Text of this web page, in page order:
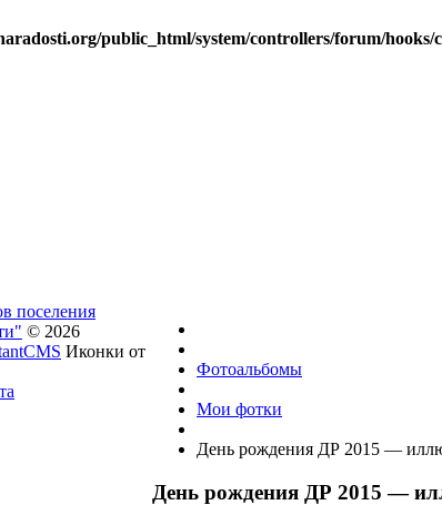
public_html/system/controllers/forum/hooks/
Фотоальбомы
Мои фотки
День рождения ДР 2015 —
День рождения ДР 2015 —
поселения
© 2026
Иконки от